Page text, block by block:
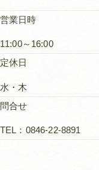
営業日時
11:00～16:00
定休日
水・木
問合せ
TEL：0846-22-8891